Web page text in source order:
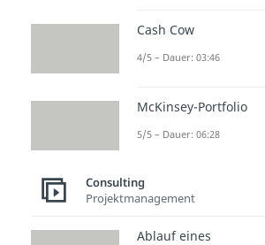
Case Study
Case Study
Dauer: 05:13
Case Study
Dauer: 08:39
Cash Cow
4/5 – Dauer: 03:46
McKinsey-Portfolio
5/5 – Dauer: 06:28
Consulting
Projektmanagement
Ablauf eines